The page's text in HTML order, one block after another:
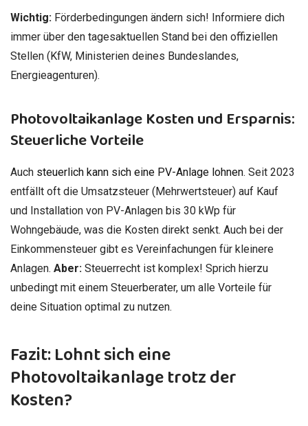
Wichtig: Förderbedingungen ändern sich! Informiere dich
immer über den tagesaktuellen Stand bei den offiziellen
Stellen (KfW, Ministerien deines Bundeslandes,
Energieagenturen).
Photovoltaikanlage Kosten und Ersparnis:
Steuerliche Vorteile
Auch steuerlich kann sich eine PV-Anlage lohnen. Seit 2023
entfällt oft die Umsatzsteuer (Mehrwertsteuer) auf Kauf
und Installation von PV-Anlagen bis 30 kWp für
Wohngebäude, was die Kosten direkt senkt. Auch bei der
Einkommensteuer gibt es Vereinfachungen für kleinere
Anlagen. Aber: Steuerrecht ist komplex! Sprich hierzu
unbedingt mit einem Steuerberater, um alle Vorteile für
deine Situation optimal zu nutzen.
Fazit: Lohnt sich eine
Photovoltaikanlage trotz der
Kosten?